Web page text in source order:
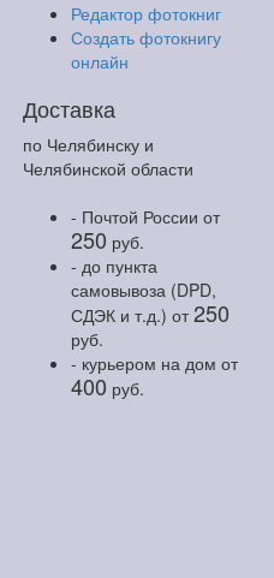
Редактор фотокниг
Создать фотокнигу
онлайн
Доставка
по Челябинску и
Челябинской области
- Почтой России от
250 руб.
- до пункта
самовывоза (DPD,
СДЭК и т.д.) от250
руб.
- курьером на дом от
400 руб.